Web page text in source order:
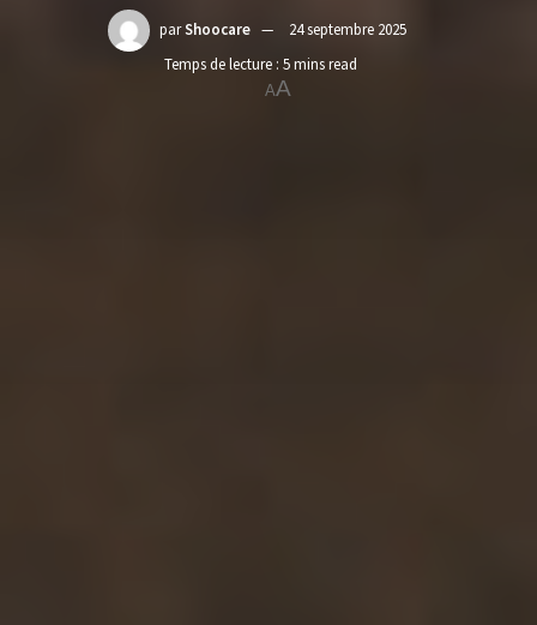
parShoocare
24 septembre 2025
Temps de lecture : 5 mins read
AA